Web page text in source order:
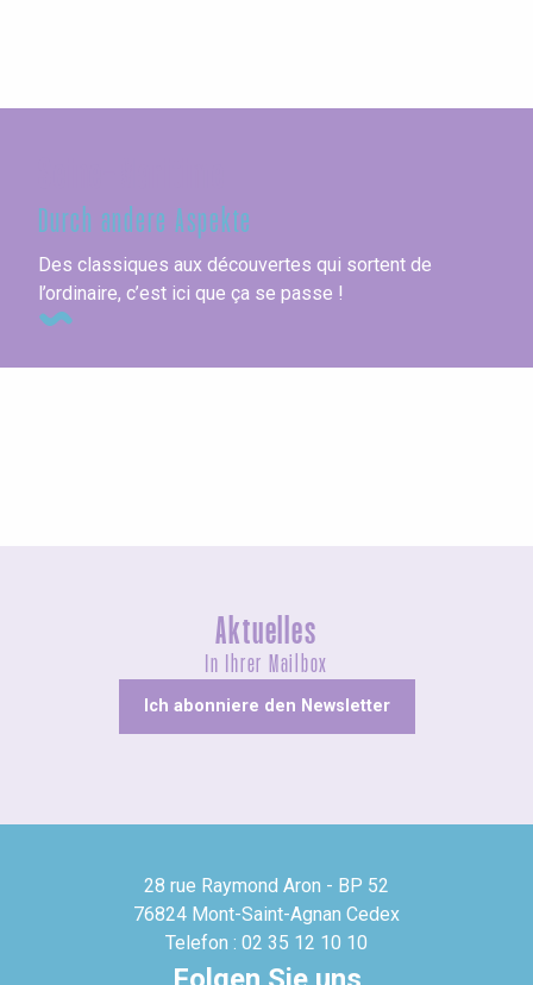
Durch andere Aspekte
Des classiques aux découvertes qui sortent de
l’ordinaire, c’est ici que ça se passe !
Aktuelles
In Ihrer Mailbox
Ich abonniere den Newsletter
28 rue Raymond Aron - BP 52
76824 Mont-Saint-Agnan Cedex
Telefon : 02 35 12 10 10